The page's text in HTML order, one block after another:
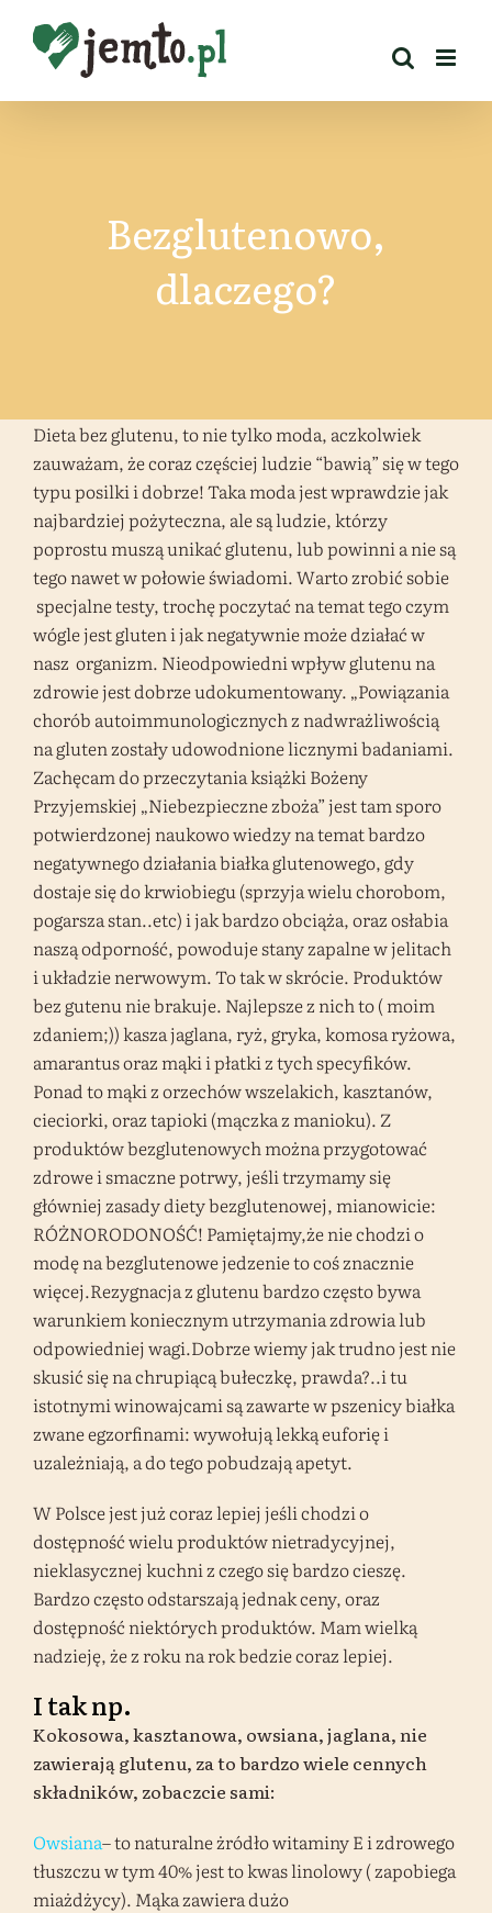
zawartości
Bezglutenowo,
dlaczego?
Dieta bez glutenu, to nie tylko moda, aczkolwiek
zauważam, że coraz częściej ludzie “bawią” się w tego
typu posilki i dobrze! Taka moda jest wprawdzie jak
najbardziej pożyteczna, ale są ludzie, którzy
poprostu muszą unikać glutenu, lub powinni a nie są
tego nawet w połowie świadomi. Warto zrobić sobie
specjalne testy, trochę poczytać na temat tego czym
wógle jest gluten i jak negatywnie może działać w
nasz organizm. Nieodpowiedni wpływ glutenu na
zdrowie jest dobrze udokumentowany. „Powiązania
chorób autoimmunologicznych z nadwrażliwością
na gluten zostały udowodnione licznymi badaniami.
Zachęcam do przeczytania książki Bożeny
Przyjemskiej „Niebezpieczne zboża” jest tam sporo
potwierdzonej naukowo wiedzy na temat bardzo
negatywnego działania białka glutenowego, gdy
dostaje się do krwiobiegu (sprzyja wielu chorobom,
pogarsza stan..etc) i jak bardzo obciąża, oraz osłabia
naszą odporność, powoduje stany zapalne w jelitach
i układzie nerwowym. To tak w skrócie. Produktów
bez gutenu nie brakuje. Najlepsze z nich to ( moim
zdaniem;)) kasza jaglana, ryż, gryka, komosa ryżowa,
amarantus oraz mąki i płatki z tych specyfików.
Ponad to mąki z orzechów wszelakich, kasztanów,
cieciorki, oraz tapioki (mączka z manioku). Z
produktów bezglutenowych można przygotować
zdrowe i smaczne potrwy, jeśli trzymamy się
główniej zasady diety bezglutenowej, mianowicie:
RÓŻNORODONOŚĆ! Pamiętajmy,że nie chodzi o
modę na bezglutenowe jedzenie to coś znacznie
więcej.Rezygnacja z glutenu bardzo często bywa
warunkiem koniecznym utrzymania zdrowia lub
odpowiedniej wagi.Dobrze wiemy jak trudno jest nie
skusić się na chrupiącą bułeczkę, prawda?..i tu
istotnymi winowajcami są zawarte w pszenicy białka
zwane egzorfinami: wywołują lekką euforię i
uzależniają, a do tego pobudzają apetyt.
W Polsce jest już coraz lepiej jeśli chodzi o
dostępność wielu produktów nietradycyjnej,
nieklasycznej kuchni z czego się bardzo cieszę.
Bardzo często odstarszają jednak ceny, oraz
dostępność niektórych produktów. Mam wielką
nadzieję, że z roku na rok bedzie coraz lepiej.
I tak np.
Kokosowa, kasztanowa, owsiana, jaglana, nie
zawierają glutenu, za to bardzo wiele cennych
składników, zobaczcie sami:
Owsiana– to naturalne żródło witaminy E i zdrowego
tłuszczu w tym 40% jest to kwas linolowy ( zapobiega
miażdżycy). Mąka zawiera dużo